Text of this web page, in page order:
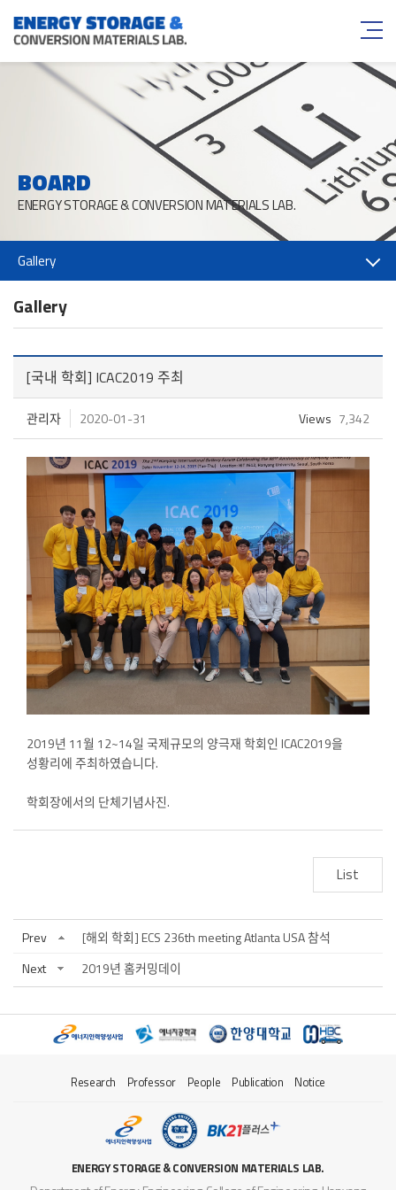
BOARD
ENERGY STORAGE & CONVERSION MATERIALS LAB.
Gallery
Gallery
[국내 학회] ICAC2019 주최
관리자 2020-01-31 Views 7,342
2019년 11월 12~14일 국제규모의 양극재 학회인 ICAC2019을
성황리에 주최하였습니다.
학회장에서의 단체기념사진.
List
Prev
[해외 학회] ECS 236th meeting Atlanta USA 참석
Next
2019년 홈커밍데이
Research Professor People Publication Notice
ENERGY STORAGE & CONVERSION MATERIALS LAB.